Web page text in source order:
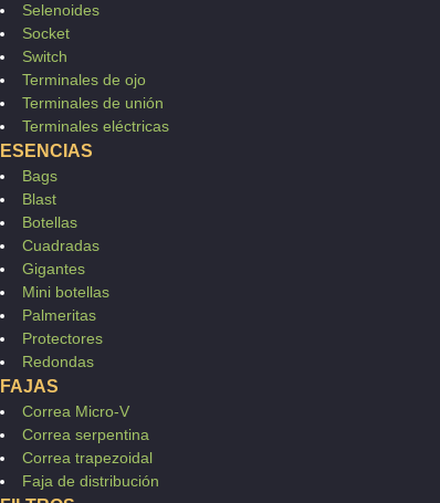
Selenoides
Socket
Switch
Terminales de ojo
Terminales de unión
Terminales eléctricas
ESENCIAS
Bags
Blast
Botellas
Cuadradas
Gigantes
Mini botellas
Palmeritas
Protectores
Redondas
FAJAS
Correa Micro-V
Correa serpentina
Correa trapezoidal
Faja de distribución